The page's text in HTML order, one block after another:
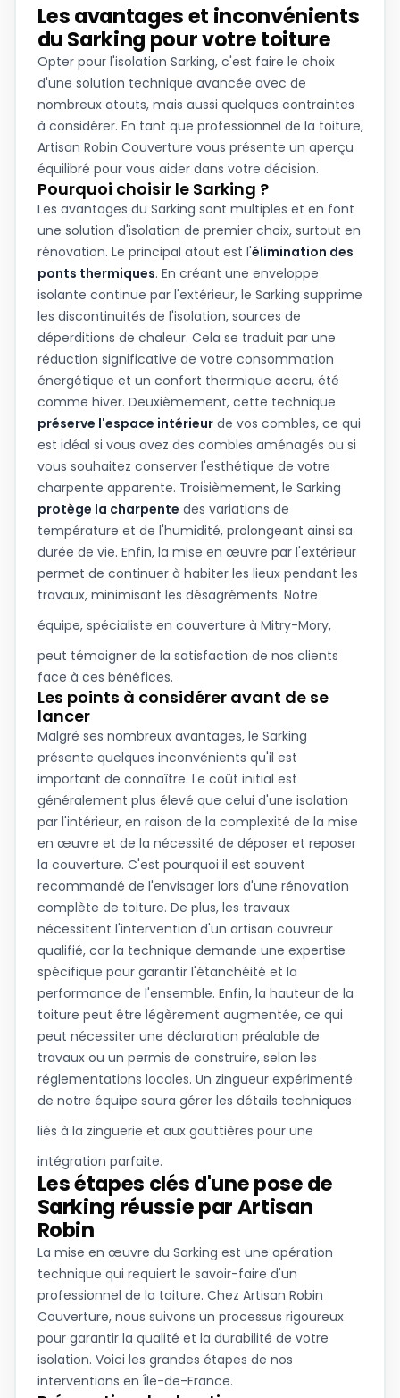
Les avantages et inconvénients
du Sarking pour votre toiture
Opter pour l'isolation Sarking, c'est faire le choix
d'une solution technique avancée avec de
nombreux atouts, mais aussi quelques contraintes
à considérer. En tant que professionnel de la toiture,
Artisan Robin Couverture vous présente un aperçu
équilibré pour vous aider dans votre décision.
Pourquoi choisir le Sarking ?
Les avantages du Sarking sont multiples et en font
une solution d'isolation de premier choix, surtout en
rénovation. Le principal atout est l'élimination des
ponts thermiques. En créant une enveloppe
isolante continue par l'extérieur, le Sarking supprime
les discontinuités de l'isolation, sources de
déperditions de chaleur. Cela se traduit par une
réduction significative de votre consommation
énergétique et un confort thermique accru, été
comme hiver. Deuxièmement, cette technique
préserve l'espace intérieurde vos combles, ce qui
est idéal si vous avez des combles aménagés ou si
vous souhaitez conserver l'esthétique de votre
charpente apparente. Troisièmement, le Sarking
protège la charpente des variations de
température et de l'humidité, prolongeant ainsi sa
durée de vie. Enfin, la mise en œuvre par l'extérieur
permet de continuer à habiter les lieux pendant les
travaux, minimisant les désagréments. Notre
équipe, spécialiste en couverture à Mitry-Mory,
peut témoigner de la satisfaction de nos clients
face à ces bénéfices.
Les points à considérer avant de se
lancer
Malgré ses nombreux avantages, le Sarking
présente quelques inconvénients qu'il est
important de connaître. Le coût initial est
généralement plus élevé que celui d'une isolation
par l'intérieur, en raison de la complexité de la mise
en œuvre et de la nécessité de déposer et reposer
la couverture. C'est pourquoi il est souvent
recommandé de l'envisager lors d'une rénovation
complète de toiture. De plus, les travaux
nécessitent l'intervention d'un artisan couvreur
qualifié, car la technique demande une expertise
spécifique pour garantir l'étanchéité et la
performance de l'ensemble. Enfin, la hauteur de la
toiture peut être légèrement augmentée, ce qui
peut nécessiter une déclaration préalable de
travaux ou un permis de construire, selon les
réglementations locales. Un zingueur expérimenté
de notre équipe saura gérer les détails techniques
liés à la zinguerie et aux gouttières pour une
intégration parfaite.
Les étapes clés d'une pose de
Sarking réussie par Artisan
Robin
La mise en œuvre du Sarking est une opération
technique qui requiert le savoir-faire d'un
professionnel de la toiture. Chez Artisan Robin
Couverture, nous suivons un processus rigoureux
pour garantir la qualité et la durabilité de votre
isolation. Voici les grandes étapes de nos
interventions en Île-de-France.